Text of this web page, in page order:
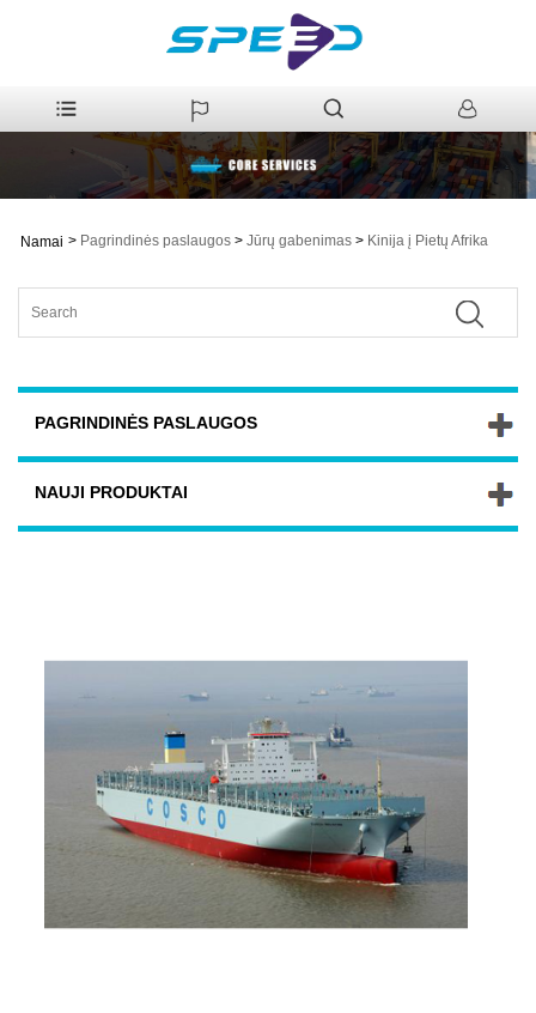
Namai > Pagrindinės paslaugos > Jūrų gabenimas > Kinija į Pietų Afrika
PAGRINDINĖS PASLAUGOS
NAUJI PRODUKTAI